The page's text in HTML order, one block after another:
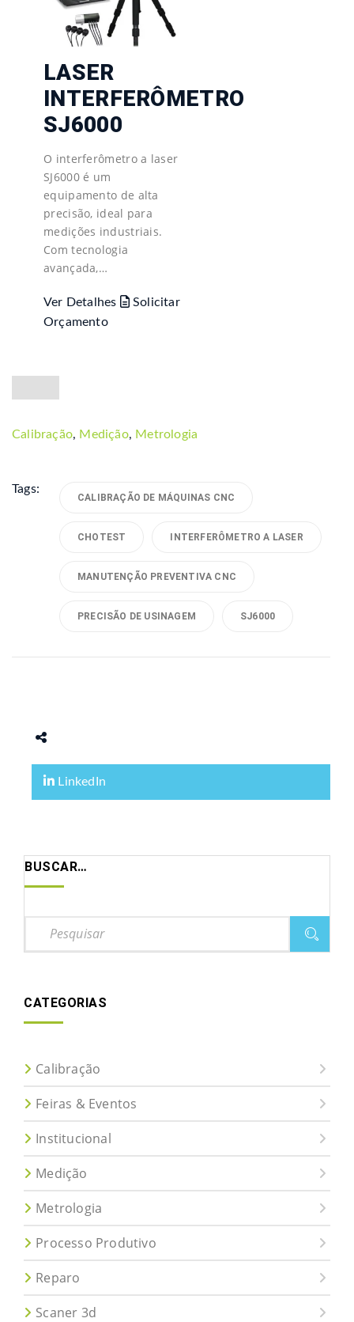
LASER
INTERFERÔMETRO
SJ6000
O interferômetro a laser
SJ6000 é um
equipamento de alta
precisão, ideal para
medições industriais.
Com tecnologia
avançada,…
Ver Detalhes
Solicitar
Orçamento
Calibração, Medição, Metrologia
Tags:
CALIBRAÇÃO DE MÁQUINAS CNC
CHOTEST INTERFERÔMETRO A LASER
MANUTENÇÃO PREVENTIVA CNC
PRECISÃO DE USINAGEM SJ6000
LinkedIn
BUSCAR…
CATEGORIAS
Calibração
Feiras & Eventos
Institucional
Medição
Metrologia
Processo Produtivo
Reparo
Scaner 3d